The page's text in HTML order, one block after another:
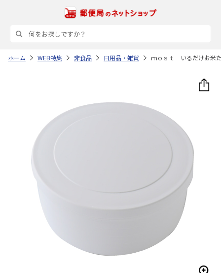
ホーム WEB特集 非食品 日用品・雑貨 ｍｏｓｔ いるだけお米